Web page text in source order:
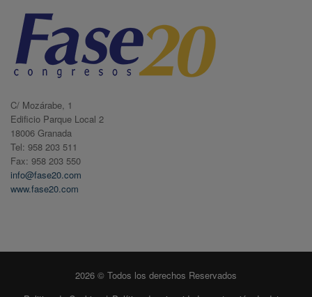
C/ Mozárabe, 1
Edificio Parque Local 2
18006 Granada
Tel: 958 203 511
Fax: 958 203 550
info@fase20.com
www.fase20.com
2026 © Todos los derechos Reservados